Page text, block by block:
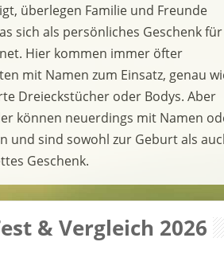
überlegen Familie und Freunde
sich als persönliches Geschenk für
Hier kommen immer öfter
mit Namen zum Einsatz, genau
Dreieckstücher oder Bodys. Aber
können neuerdings mit Namen
und sind sowohl zur Geburt als
Geschenk.
& Vergleich 2026